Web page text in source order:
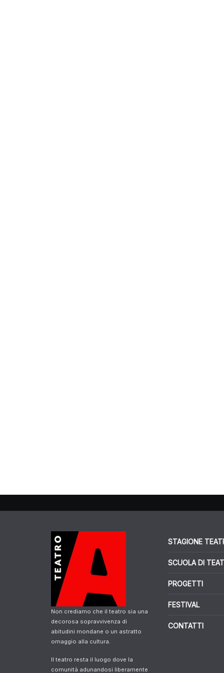
Non crediamo che il teatro sia una
decorosa sopravvivenza di
abitudini mondane o un astratto
omaggio alla cultura.
Il teatro resta il luogo dove la
comunità adunandosi liberamente
STAGIONE
SCUOLA DI
PROGETTI
FESTIVAL
CONTATTI